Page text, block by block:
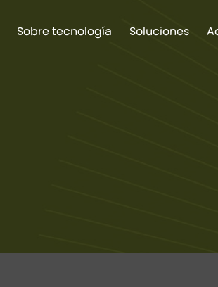
Sobre tecnología Soluciones